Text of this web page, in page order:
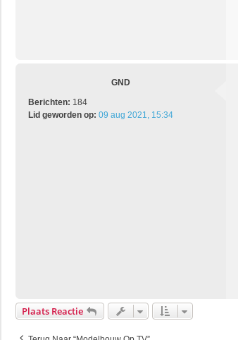
GND
Berichten: 184
Lid geworden op: 09 aug 2021, 15:34
Plaats Reactie